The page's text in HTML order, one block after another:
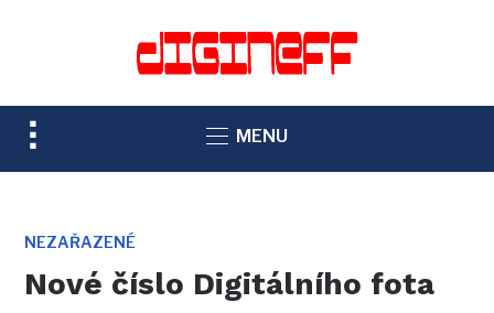
TOGGLE
SIDEBAR
NAVIGATION
MENU
NEZAŘAZENÉ
Nové číslo Digitálního fota